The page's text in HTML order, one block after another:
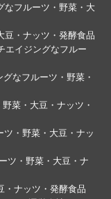
なフルーツ・野菜・大
豆・ナッツ・発酵食品
エイジングなフルー
なフルーツ・野菜・
菜・大豆・ナッツ・
ツ・野菜・大豆・ナッ
ツ・野菜・大豆・ナ
・ナッツ・発酵食品